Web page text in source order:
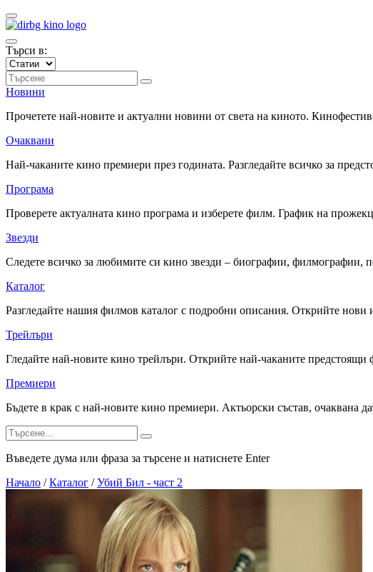
Търси в:
Новини
Прочетете най-новите и актуални новини от света на киното.
Очаквани
Най-чаканите кино премиери през годината. Разгледайте всичко за
Програма
Проверете актуалната кино програма и изберете филм. График на
Звезди
Следете всичко за любимите си кино звезди – биографии, филмографии,
Каталог
Разгледайте нашия филмов каталог с подробни описания. Открийте нови
Трейлъри
Гледайте най-новите кино трейлъри. Открийте най-чаканите
Премиери
Бъдете в крак с най-новите кино премиери. Актьорски състав, очаквана
Въведете дума или фраза за търсене и натиснете Enter
Начало / Каталог / Убий Бил - част 2